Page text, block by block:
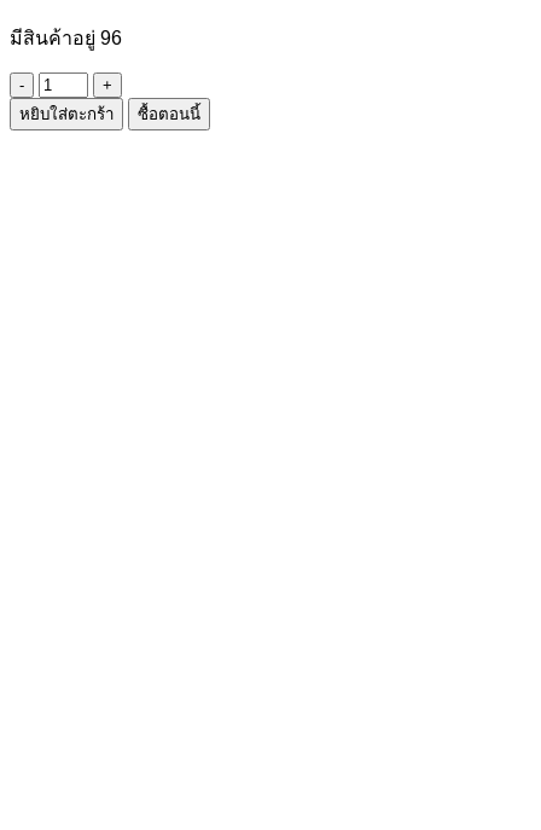
มีสินค้าอยู่ 96
จำนวน
ตะเกียบ
หยิบใส่ตะกร้า ซื้อตอนนี้